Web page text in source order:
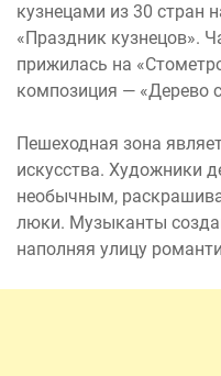
кузнецами из 30 стран
«Праздник кузнецов».
прижилась на
композиция — «Дерево
Пешеходная зона
искусства. Художники
необычным,
люки. Музыканты
наполняя улицу